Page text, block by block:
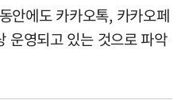
안에도 카카오톡, 카카오페
운영되고 있는 것으로 파악